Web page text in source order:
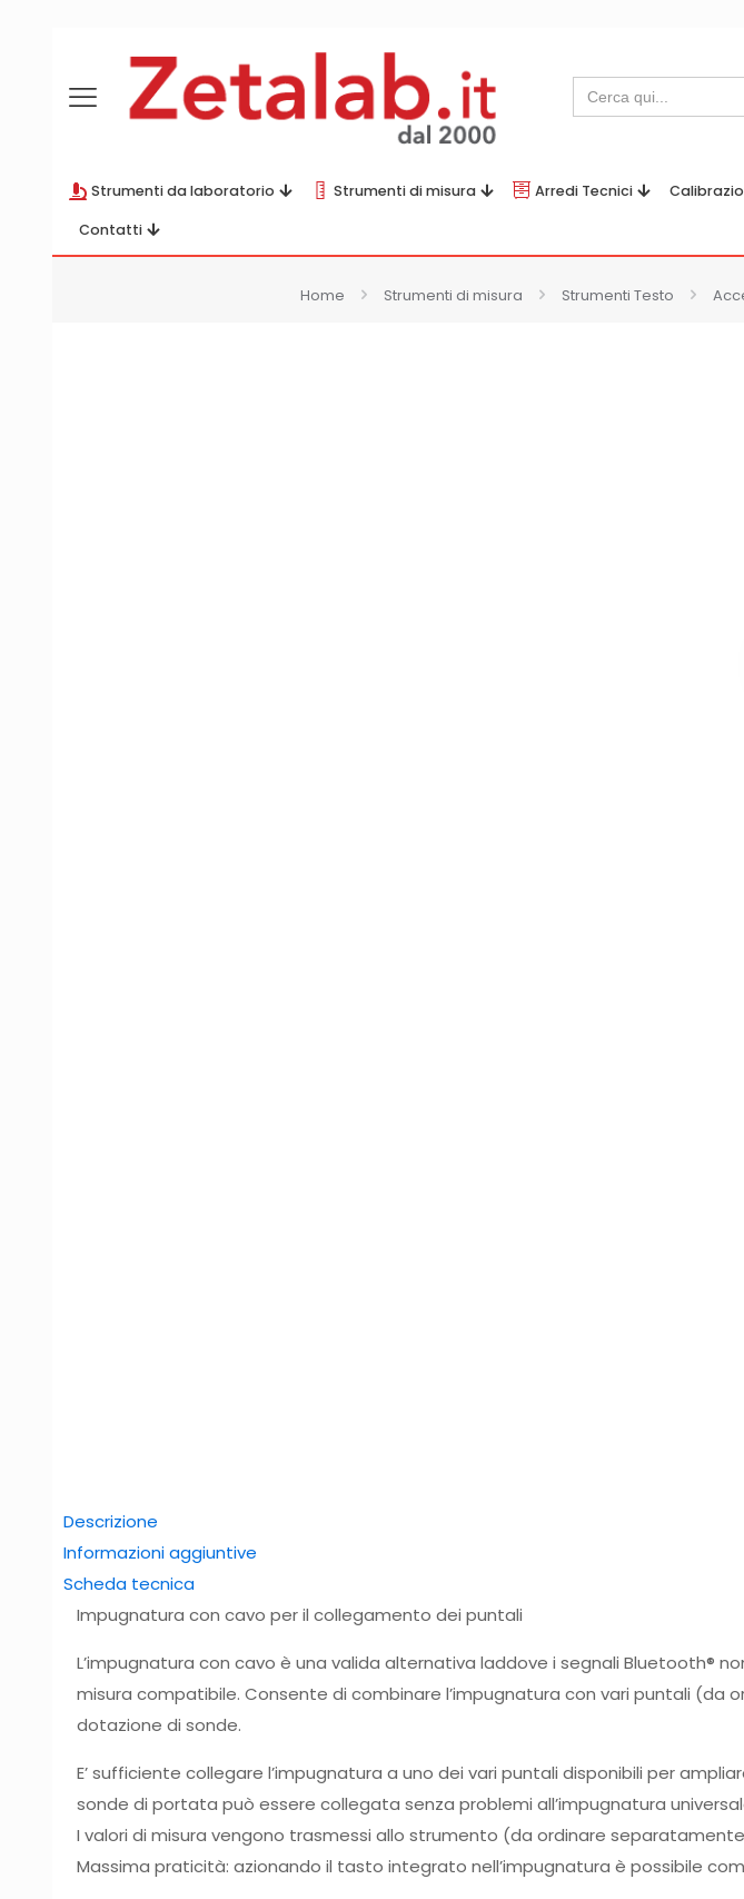
Search
for:
Strumenti da laboratorio Strumenti di misura Arredi Tecnici
Contatti
Home Strumenti di misura Strumenti Testo
Descrizione
Informazioni aggiuntive
Scheda tecnica
Impugnatura con cavo per il collegamento dei puntali
L’impugnatura con cavo è una valida alternativa laddove i segnali Bluetooth®
misura compatibile. Consente di combinare l’impugnatura con vari puntali
dotazione di sonde.
E’ sufficiente collegare l’impugnatura a uno dei vari puntali disponibili per
sonde di portata può essere collegata senza problemi all’impugnatura
I valori di misura vengono trasmessi allo strumento (da ordinare
Massima praticità: azionando il tasto integrato nell’impugnatura è possibile